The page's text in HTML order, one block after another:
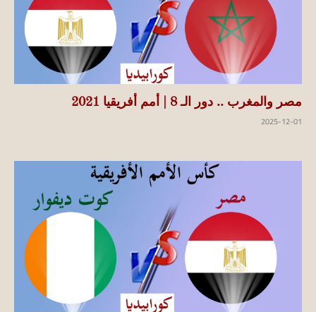
مصر والمغرب .. دور الـ 8 | أمم أفريقيا 2021
2025-12-01